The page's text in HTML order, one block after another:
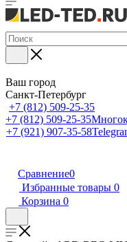
Ваш город
Санкт-Петербург
+7 (812) 509-25-35
+7 (812) 509-25-35
+7 (921) 907-35-58
Сравнение0
Избранные товары 0
Корзина 0